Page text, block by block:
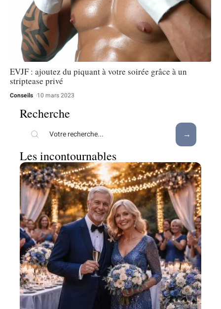
EVJF : ajoutez du piquant à votre soirée grâce à un
striptease privé
Conseils 10 mars 2023
Recherche
Les incontournables